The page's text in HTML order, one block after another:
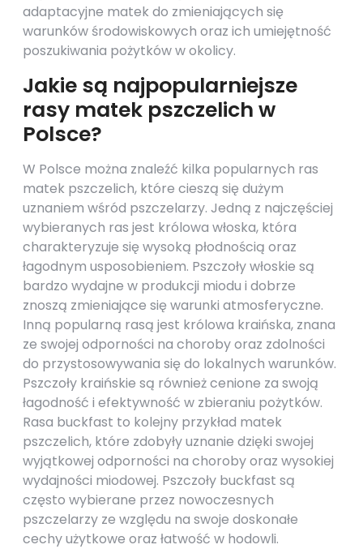
adaptacyjne matek do zmieniających się
warunków środowiskowych oraz ich umiejętność
poszukiwania pożytków w okolicy.
Jakie są najpopularniejsze
rasy matek pszczelich w
Polsce?
W Polsce można znaleźć kilka popularnych ras
matek pszczelich, które cieszą się dużym
uznaniem wśród pszczelarzy. Jedną z najczęściej
wybieranych ras jest królowa włoska, która
charakteryzuje się wysoką płodnością oraz
łagodnym usposobieniem. Pszczoły włoskie są
bardzo wydajne w produkcji miodu i dobrze
znoszą zmieniające się warunki atmosferyczne.
Inną popularną rasą jest królowa kraińska, znana
ze swojej odporności na choroby oraz zdolności
do przystosowywania się do lokalnych warunków.
Pszczoły kraińskie są również cenione za swoją
łagodność i efektywność w zbieraniu pożytków.
Rasa buckfast to kolejny przykład matek
pszczelich, które zdobyły uznanie dzięki swojej
wyjątkowej odporności na choroby oraz wysokiej
wydajności miodowej. Pszczoły buckfast są
często wybierane przez nowoczesnych
pszczelarzy ze względu na swoje doskonałe
cechy użytkowe oraz łatwość w hodowli.